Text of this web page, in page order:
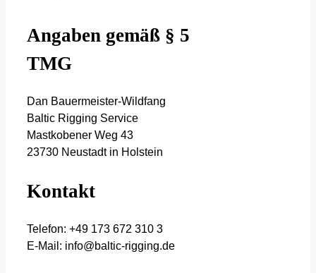
Angaben gemäß § 5
TMG
Dan Bauermeister-Wildfang
Baltic Rigging Service
Mastkobener Weg 43
23730 Neustadt in Holstein
Kontakt
Telefon: +49 173 672 310 3
E-Mail: info@baltic-rigging.de